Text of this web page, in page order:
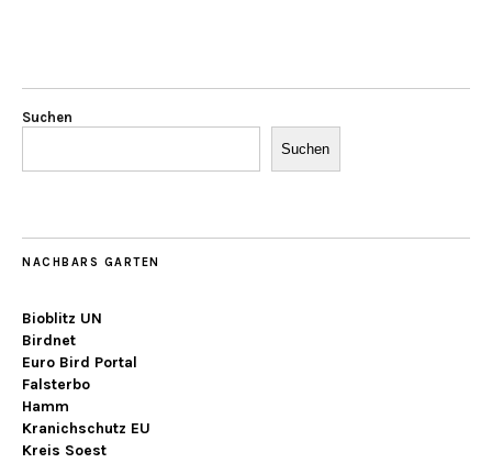
Suchen
Suchen
NACHBARS GARTEN
Bioblitz UN
Birdnet
Euro Bird Portal
Falsterbo
Hamm
Kranichschutz EU
Kreis Soest